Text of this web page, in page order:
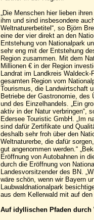
„Die Menschen hier lieben
ihm und sind insbesondere
Weltnaturerbetitel“, so Björn
eine der vier direkt an den
Entstehung von Nationalpark
sehr eng mit der Entstehung
Region zusammen. Mit dem
Millionen € in der Region
Landrat im Landkreis
gesamten Region vom
Tourismus, die Landwirtschaft
Betriebe der Gastronomie, des
und des Einzelhandels. „Ein
aktiv in der Natur verbringen“,
Edersee Touristic GmbH. „Im
sind dafür Zertifikate und
deshalb sehr froh über den
Weltnaturerbe, die dafür
gut angenommen werden.“
Eröffnung von Autobahnen in
durch die Eröffnung von
Landesvorsitzender des BN.
wäre schön, wenn wir Bayern
Laubwaldnationalpark
aus dem Kellerwald mit auf
Auf idyllischen Pfaden durch